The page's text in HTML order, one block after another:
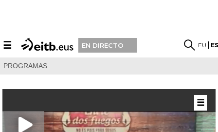
☰ EN DIRECTO EU
PROGRAMAS
☰